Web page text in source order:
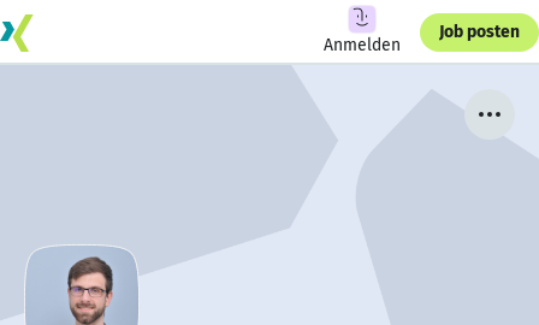
Anmelden
Job posten